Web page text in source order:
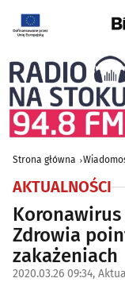
Strona główna
AKTUALNOŚCI
Zdrowia
zakażeniach
2020.03.26 09:34,